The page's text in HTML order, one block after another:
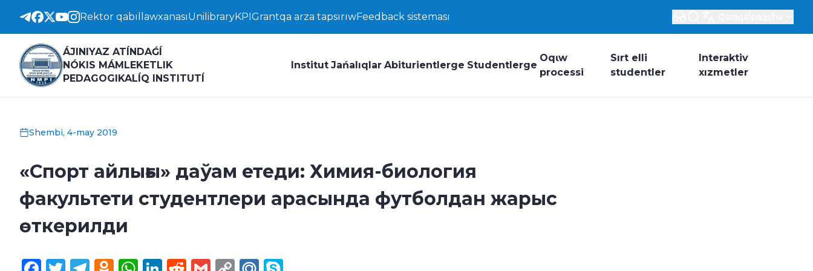
Rektor qabıllawxanasıUnilibraryKPIGrantqa arza tapsırıwFeedback sisteması
ÁJINIYAZ ATÍNDAǴÍ
NÓKIS MÁMLEKETLIK
PEDAGOGIKALÍQ INSTITUTÍ
Institut Jańalıqlar Abiturientlerge Studentlerge
Oqɩw
processi
Sırt elli
studentler
Interaktiv
xızmetler
Shembi, 4-may 2019
«Спорт айлығы» даўам етеди: Химия-биология
факультети студентлери арасында футболдан жарыс
өткерилди